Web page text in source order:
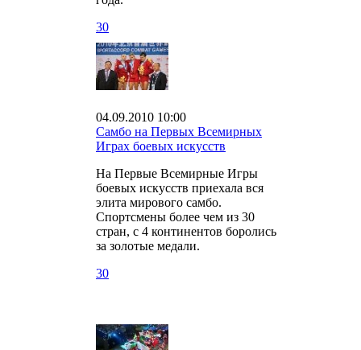
30
04.09.2010 10:00
Самбо на Первых Всемирных
Играх боевых искусств
На Первые Всемирные Игры
боевых искусств приехала вся
элита мирового самбо.
Спортсмены более чем из 30
стран, с 4 континентов боролись
за золотые медали.
30